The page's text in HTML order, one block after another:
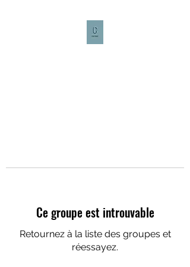
Ce groupe est introuvable
Retournez à la liste des groupes et
réessayez.